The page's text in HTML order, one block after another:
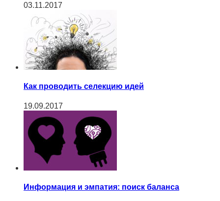
03.11.2017
Как проводить селекцию идей
19.09.2017
Информация и эмпатия: поиск баланса